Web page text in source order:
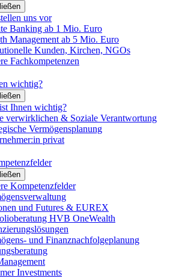
uns vor
Banking ab 1 Mio. Euro
Management ab 5 Mio. Euro
Kunden, Kirchen, NGOs
Fachkompetenzen
wichtig?
Ihnen wichtig?
verwirklichen & Soziale Verantwortung
Vermögensplanung
privat
Kompetenzfelder
und Futures & EUREX
HVB OneWealth
und Finanznachfolgeplanung
Investments